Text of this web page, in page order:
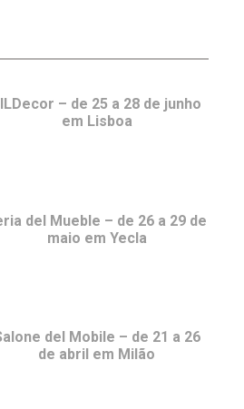
– de 25 a 28 de junho
em Lisboa
del Mueble – de 26 a 29 de
maio em Yecla
del Mobile – de 21 a 26
de abril em Milão